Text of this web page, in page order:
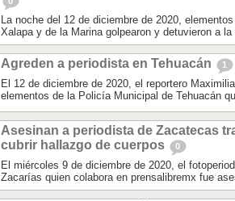
La noche del 12 de diciembre de 2020,
Xalapa y de la Marina golpearon y detuvieron a la
Agreden a periodista en Tehuacán 1
El 12 de diciembre de 2020, el reportero
elementos de la Policía Municipal de Tehuacán
Asesinan a periodista de Zacatecas
cubrir hallazgo de cuerpos
0
El miércoles 9 de diciembre de 2020, el
Zacarías quien colabora en prensalibremx fue